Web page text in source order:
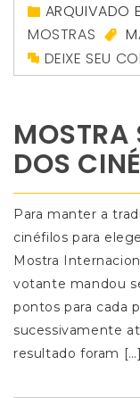
ARQUIVADO
MOSTRAS
DEIXE SEU
MOSTRA
DOS
Para manter a
cinéfilos para
Mostra
votante mandou
pontos para cada
sucessivamente
resultado foram […]